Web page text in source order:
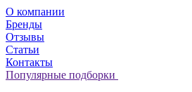
О компании
Бренды
Отзывы
Статьи
Контакты
Популярные подборки